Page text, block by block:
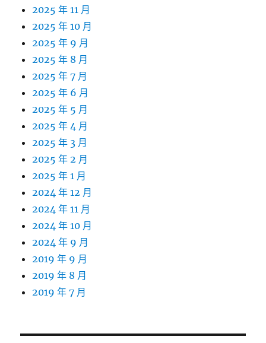
2025 年 11 月
2025 年 10 月
2025 年 9 月
2025 年 8 月
2025 年 7 月
2025 年 6 月
2025 年 5 月
2025 年 4 月
2025 年 3 月
2025 年 2 月
2025 年 1 月
2024 年 12 月
2024 年 11 月
2024 年 10 月
2024 年 9 月
2019 年 9 月
2019 年 8 月
2019 年 7 月